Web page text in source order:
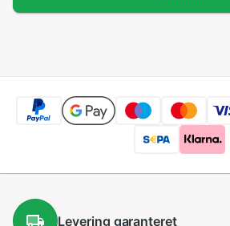
Levering garanteret